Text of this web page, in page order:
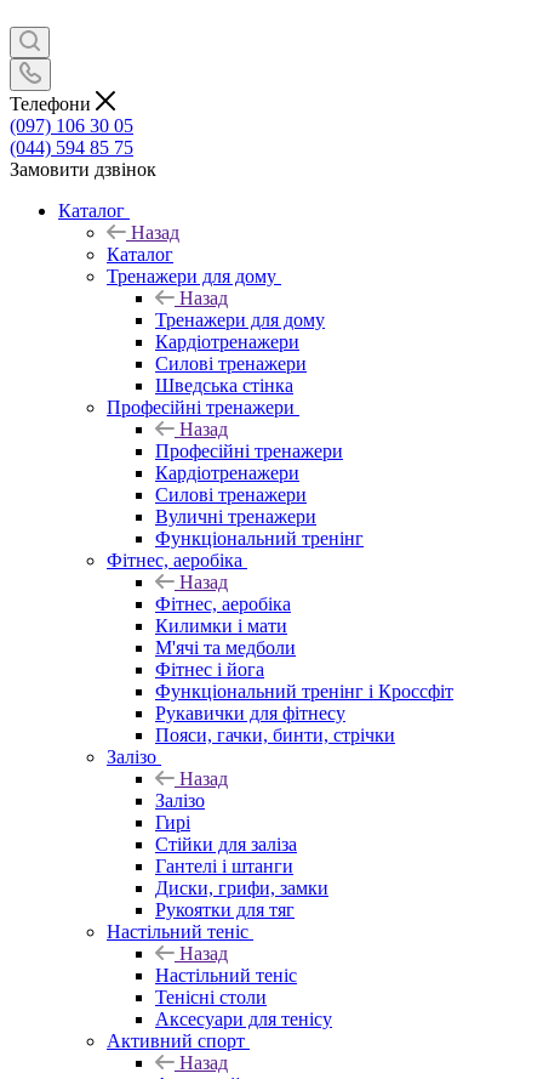
Телефони
(097) 106 30 05
(044) 594 85 75
Замовити дзвінок
Каталог
Назад
Каталог
Тренажери для дому
Назад
Тренажери для дому
Кардіотренажери
Силові тренажери
Шведська стінка
Професійні тренажери
Назад
Професійні тренажери
Кардіотренажери
Силові тренажери
Вуличні тренажери
Функціональний тренінг
Фітнес, аеробіка
Назад
Фітнес, аеробіка
Килимки і мати
М'ячі та медболи
Фітнес і йога
Функціональний тренінг і Кроссфіт
Рукавички для фітнесу
Пояси, гачки, бинти, стрічки
Залізо
Назад
Залізо
Гирі
Стійки для заліза
Гантелі і штанги
Диски, грифи, замки
Рукоятки для тяг
Настільний теніс
Назад
Настільний теніс
Тенісні столи
Аксесуари для тенісу
Активний спорт
Назад